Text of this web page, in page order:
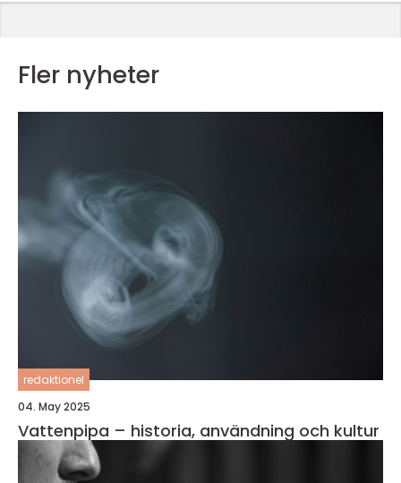
Fler nyheter
redaktionel
04. May 2025
Vattenpipa – historia, användning och kultur